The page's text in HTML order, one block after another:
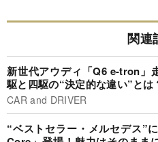
関連
新世代アウディ「Q6 e-tron」
駆と四駆の“決定的な違い”とは
CAR and DRIVER
“ベストセラー・メルセデス”